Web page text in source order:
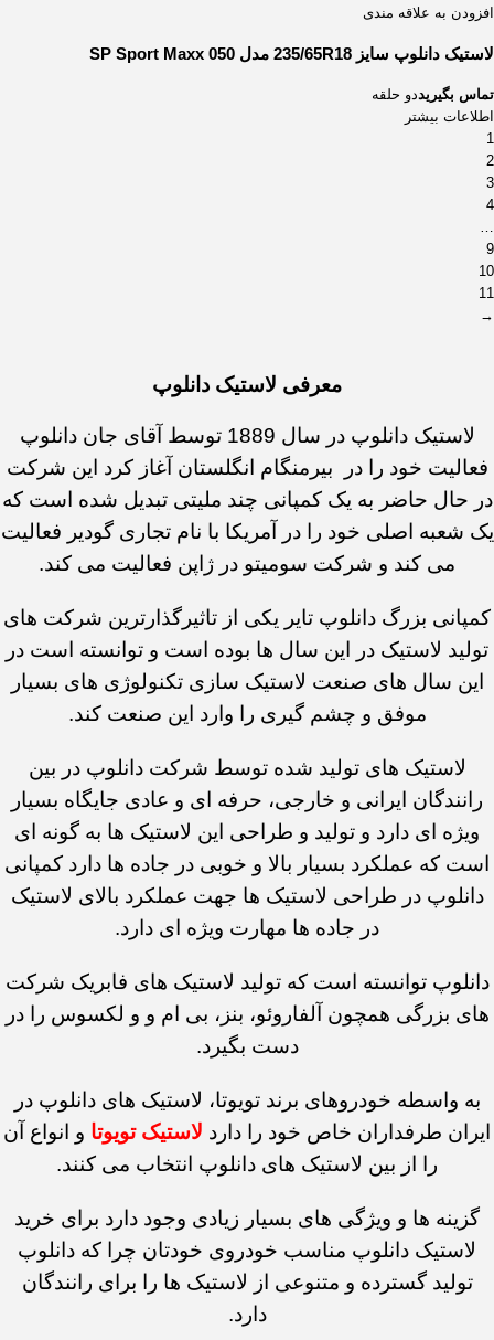
افزودن به علاقه مندی
لاستیک دانلوپ سایز 235/65R18 مدل SP Sport Maxx 050
تماس بگیریددو حلقه
اطلاعات بیشتر
1
2
3
4
…
9
10
11
→
معرفی لاستیک دانلوپ
لاستیک دانلوپ در سال 1889 توسط آقای جان دانلوپ
فعالیت خود را در بیرمنگام انگلستان آغاز کرد این شرکت
در حال حاضر به یک کمپانی چند ملیتی تبدیل شده است که
یک شعبه اصلی خود را در آمریکا با نام تجاری گودیر فعالیت
می کند و شرکت سومیتو در ژاپن فعالیت می کند.
کمپانی بزرگ دانلوپ تایر یکی از تاثیرگذارترین شرکت های
تولید لاستیک در این سال ها بوده است و توانسته است در
این سال های صنعت لاستیک سازی تکنولوژی های بسیار
موفق و چشم گیری را وارد این صنعت کند.
لاستیک های تولید شده توسط شرکت دانلوپ در بین
رانندگان ایرانی و خارجی، حرفه ای و عادی جایگاه بسیار
ویژه ای دارد و تولید و طراحی این لاستیک ها به گونه ای
است که عملکرد بسیار بالا و خوبی در جاده ها دارد کمپانی
دانلوپ در طراحی لاستیک ها جهت عملکرد بالای لاستیک
در جاده ها مهارت ویژه ای دارد.
دانلوپ توانسته است که تولید لاستیک های فابریک شرکت
های بزرگی همچون آلفاروئو، بنز، بی ام و و لکسوس را در
دست بگیرد.
به واسطه خودروهای برند تویوتا، لاستیک های دانلوپ در
ایران طرفداران خاص خود را دارد لاستیک تویوتا و انواع آن
را از بین لاستیک های دانلوپ انتخاب می کنند.
گزینه ها و ویژگی های بسیار زیادی وجود دارد برای خرید
لاستیک دانلوپ مناسب خودروی خودتان چرا که دانلوپ
تولید گسترده و متنوعی از لاستیک ها را برای رانندگان
دارد.